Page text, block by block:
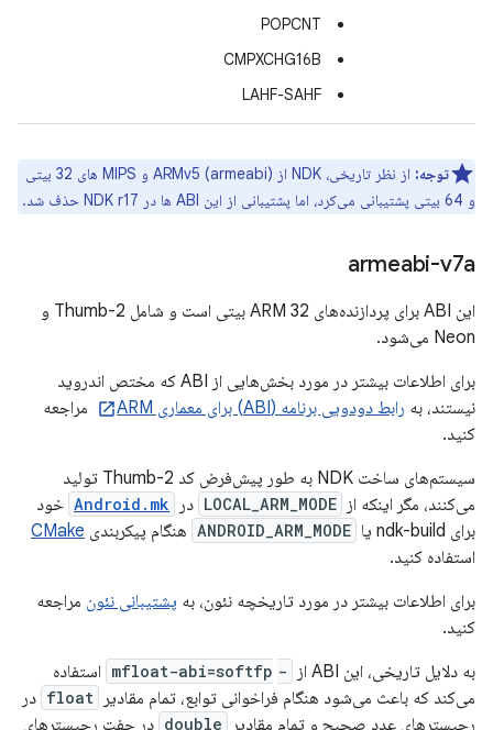
POPCNT
CMPXCHG16B
LAHF-SAHF
توجه:
از نظر تاریخی، NDK از ARMv5 (armeabi) و MIPS های 32 بیتی
و 64 بیتی پشتیبانی می‌کرد، اما پشتیبانی از این ABI ها در NDK r17 حذف شد.
armeabi-v7a
این ABI برای پردازنده‌های ARM 32 بیتی است و شامل Thumb-2 و
Neon می‌شود.
برای اطلاعات بیشتر در مورد بخش‌هایی از ABI که مختص اندروید
نیستند، به رابط دودویی برنامه (ABI) برای معماری ARM
مراجعه
کنید.
سیستم‌های ساخت NDK به طور پیش‌فرض کد Thumb-2 تولید
می‌کنند، مگر اینکه از LOCAL_ARM_MODE در Android.mk خود
برای ndk-build یا
ANDROID_ARM_MODE هنگام پیکربندی CMake
استفاده کنید.
برای اطلاعات بیشتر در مورد تاریخچه نئون، به پشتیبانی نئون مراجعه
کنید.
به دلایل تاریخی، این ABI از
-mfloat-abi=softfp
‎ استفاده
می‌کند که باعث می‌شود هنگام فراخوانی توابع، تمام مقادیر
float در
رجیسترهای عدد صحیح و تمام مقادیر
double در جفت رجیسترهای